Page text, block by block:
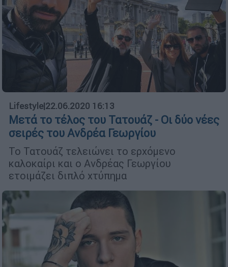
Lifestyle|22.06.2020 16:13
Μετά το τέλος του Τατουάζ - Οι δύο νέες
σειρές του Ανδρέα Γεωργίου
Το Τατουάζ τελειώνει το ερχόμενο
καλοκαίρι και ο Ανδρέας Γεωργίου
ετοιμάζει διπλό χτύπημα